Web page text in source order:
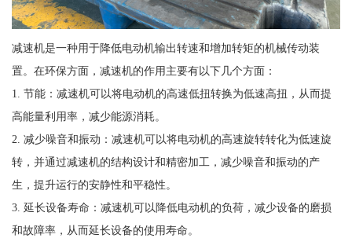
减速机是一种用于降低电动机输出转速和增加转矩的机械传动装
置。在环保方面，减速机的作用主要有以下几个方面：
1. 节能：减速机可以将电动机的高速低扭转换为低速高扭，从而提
高能量利用率，减少能源消耗。
2. 减少噪音和振动：减速机可以将电动机的高速旋转转化为低速旋
转，并通过减速机的结构设计和精密加工，减少噪音和振动的产
生，提升运行的安静性和平稳性。
3. 延长设备寿命：减速机可以降低电动机的负荷，减少设备的磨损
和故障率，从而延长设备的使用寿命。